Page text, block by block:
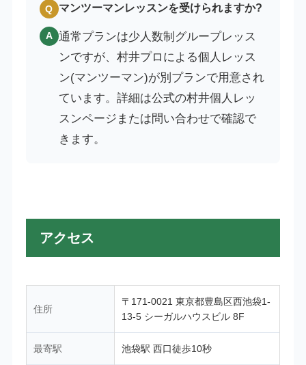
Q マンツーマンレッスンを受けられますか?
A 通常プランは少人数制グループレッス
ンですが、村井プロによる個人レッス
ン(マンツーマン)が別プランで用意され
ています。詳細は公式の村井個人レッ
スンページまたは問い合わせで確認で
きます。
アクセス
住所
〒171-0021 東京都豊島区西池袋1-
13-5 シーガルハウスビル 8F
最寄駅 池袋駅 西口徒歩10秒